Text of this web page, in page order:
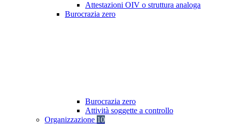
Attestazioni OIV o struttura analoga
Burocrazia zero
Burocrazia zero
Attività soggette a controllo
Organizzazione 10